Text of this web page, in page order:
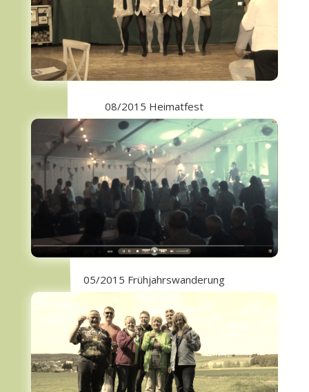
08/2015 Heimatfest
05/2015 Frühjahrswanderung